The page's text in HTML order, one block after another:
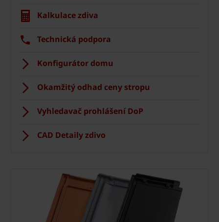
Kalkulace zdiva
Technická podpora
Konfigurátor domu
Okamžitý odhad ceny stropu
Vyhledavač prohlášení DoP
CAD Detaily zdivo